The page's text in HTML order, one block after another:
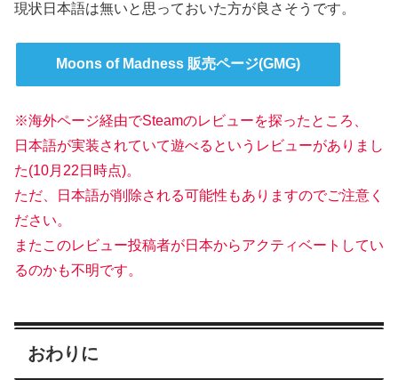
現状日本語は無いと思っておいた方が良さそうです。
Moons of Madness 販売ページ(GMG)
※海外ページ経由でSteamのレビューを探ったところ、
日本語が実装されていて遊べるというレビューがありまし
た(10月22日時点)。
ただ、日本語が削除される可能性もありますのでご注意く
ださい。
またこのレビュー投稿者が日本からアクティベートしてい
るのかも不明です。
おわりに